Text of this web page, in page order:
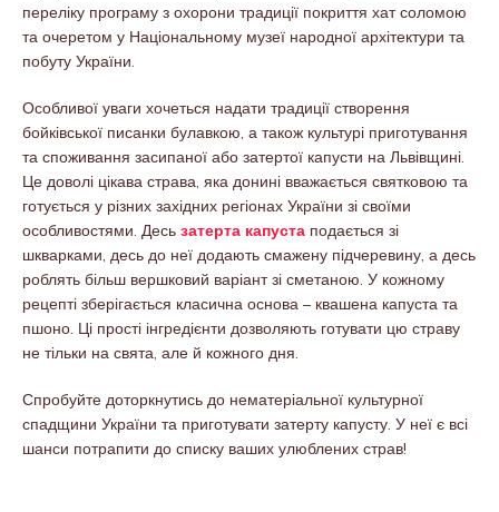
переліку програму з охорони традиції покриття хат соломою
та очеретом у Національному музеї народної архітектури та
побуту України.
Особливої уваги хочеться надати традиції створення
бойківської писанки булавкою, а також культурі приготування
та споживання засипаної або затертої капусти на Львівщині.
Це доволі цікава страва, яка донині вважається святковою та
готується у різних західних регіонах України зі своїми
особливостями. Десь затерта капуста подається зі
шкварками, десь до неї додають смажену підчеревину, а десь
роблять більш вершковий варіант зі сметаною. У кожному
рецепті зберігається класична основа – квашена капуста та
пшоно. Ці прості інгредієнти дозволяють готувати цю страву
не тільки на свята, але й кожного дня.
Спробуйте доторкнутись до нематеріальної культурної
спадщини України та приготувати затерту капусту. У неї є всі
шанси потрапити до списку ваших улюблених страв!